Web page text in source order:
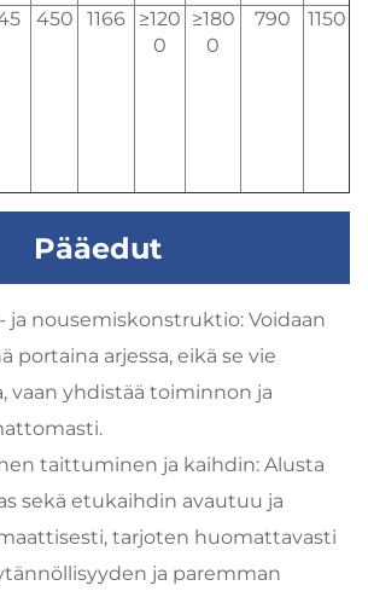
450 1166
≥120
0
≥180
0
790 1150
Pääedut
ja nousemiskonstruktio: Voidaan
portaina arjessa, eikä se vie
vaan yhdistää toiminnon ja
taittuminen ja kaihdin: Alusta
sekä etukaihdin avautuu ja
tarjoten huomattavasti
ja paremman